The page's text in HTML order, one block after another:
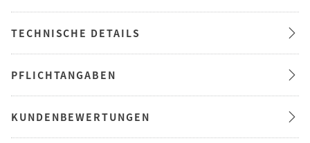
TECHNISCHE DETAILS
PFLICHTANGABEN
KUNDENBEWERTUNGEN